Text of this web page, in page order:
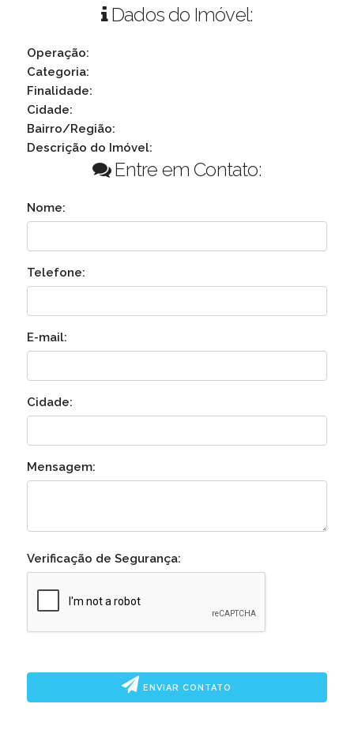
Dados do Imóvel:
Operação:
Categoria:
Finalidade:
Cidade:
Bairro/Região:
Descrição do Imóvel:
Entre em Contato:
Nome:
Telefone:
E-mail:
Cidade:
Mensagem:
Verificação de Segurança:
ENVIAR CONTATO